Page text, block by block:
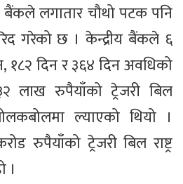
बैंकले लगातार चौथो पटक पनि
गरेको छ । केन्द्रीय बैंकले ६
१८२ दिन र ३६४ दिन अवधिको
लाख रुपैयाँको ट्रेजरी बिल
ल्याएको थियो ।
रुपैयाँको ट्रेजरी बिल राष्ट्र
।